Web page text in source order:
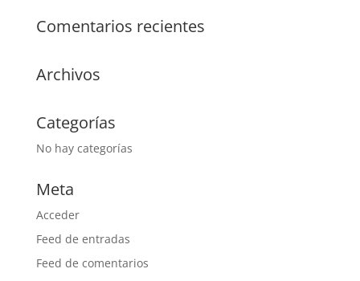
Comentarios recientes
Archivos
Categorías
No hay categorías
Meta
Acceder
Feed de entradas
Feed de comentarios